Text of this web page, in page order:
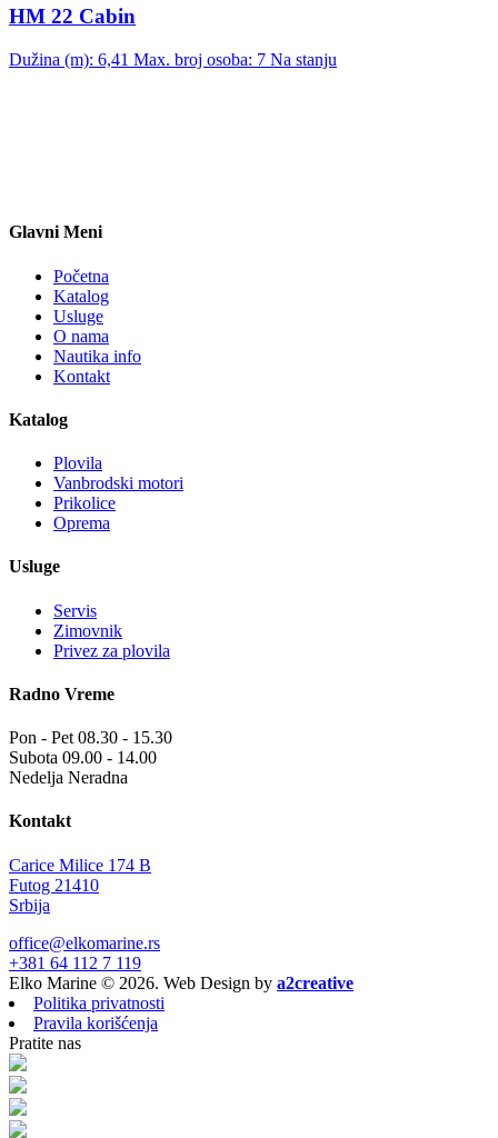
HM 22 Cabin
Dužina (m): 6,41 Max. broj osoba: 7 Na stanju
Glavni Meni
Početna
Katalog
Usluge
O nama
Nautika info
Kontakt
Katalog
Plovila
Vanbrodski motori
Prikolice
Oprema
Usluge
Servis
Zimovnik
Privez za plovila
Radno Vreme
Pon - Pet 08.30 - 15.30
Subota 09.00 - 14.00
Nedelja Neradna
Kontakt
Carice Milice 174 B
Futog 21410
Srbija
office@elkomarine.rs
+381 64 112 7 119
Elko Marine © 2026. Web Design by a2creative
Politika privatnosti
Pravila korišćenja
Pratite nas